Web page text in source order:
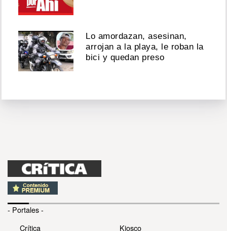
Lo amordazan, asesinan,
arrojan a la playa, le roban la
bici y quedan preso
- Portales -
Crítica
Kiosco